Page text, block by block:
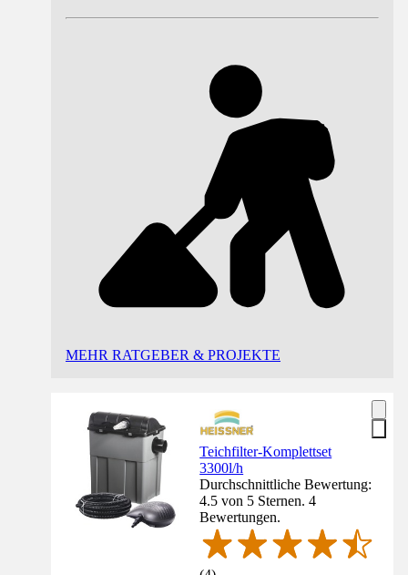
MEHR RATGEBER & PROJEKTE
Teichfilter-Komplettset
3300l/h
Durchschnittliche Bewertung:
4.5 von 5 Sternen. 4
Bewertungen.